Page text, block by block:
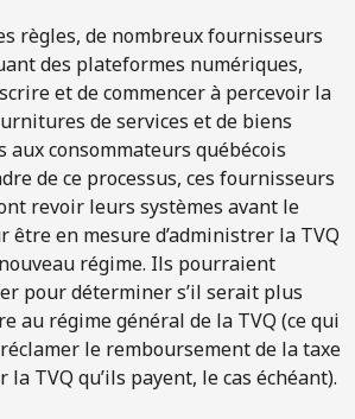
règles, de nombreux fournisseurs
des plateformes numériques,
et de commencer à percevoir la
de services et de biens
consommateurs québécois
de ce processus, ces fournisseurs
revoir leurs systèmes avant le
être en mesure d’administrer la TVQ
régime. Ils pourraient
pour déterminer s’il serait plus
au régime général de la TVQ (ce qui
le remboursement de la taxe
TVQ qu’ils payent, le cas échéant).